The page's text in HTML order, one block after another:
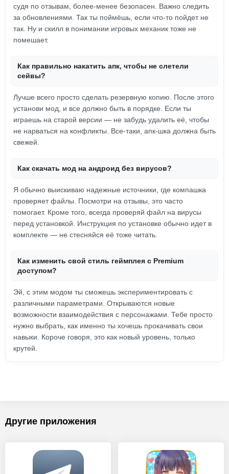
судя по отзывам, более-менее безопасен. Важно следить
за обновлениями. Так ты поймёшь, если что-то пойдет не
так. Ну и скилл в понимании игровых механик тоже не
помешает.
Как правильно накатить апк, чтобы не слетели
сейвы?
Лучше всего просто сделать резервную копию. После этого
установи мод, и все должно быть в порядке. Если ты
играешь на старой версии — не забудь удалить её, чтобы
не нарваться на конфликты. Все-таки, апк-шка должна быть
свежей.
Как скачать мод на андроид без вирусов?
Я обычно выискиваю надежные источники, где компашка
проверяет файлы. Посмотри на отзывы, это часто
помогает. Кроме того, всегда проверяй файл на вирусы
перед установкой. Инструкция по установке обычно идет в
комплекте — не стесняйся её тоже читать.
Как изменить свой стиль геймплея с Premium
доступом?
Эй, с этим модом ты сможешь экспериментировать с
различными параметрами. Открываются новые
возможности взаимодействия с персонажами. Тебе просто
нужно выбрать, как именно ты хочешь прокачивать свои
навыки. Короче говоря, это как новый уровень, только
крутей.
Другие приложения